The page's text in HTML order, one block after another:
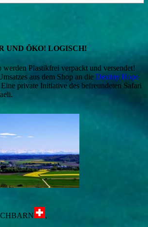
UND ÖKO! LOGISCH!
Plastikfrei verpackt und versendet!
aus dem Shop an die Destiny Hope
private Initiative des befreundeten Safari
,